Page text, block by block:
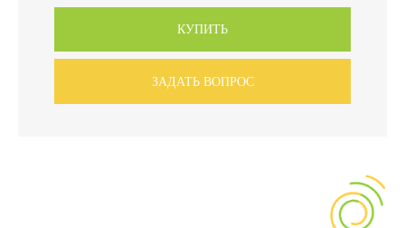
КУПИТЬ
ЗАДАТЬ ВОПРОС